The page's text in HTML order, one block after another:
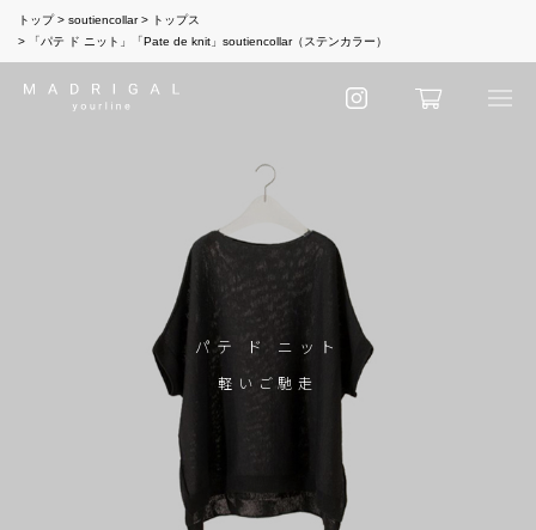
トップ soutiencollar
トップス
「パテ ド ニット」「Pate de knit」soutiencollar（ステンカラー）
パテ ド ニット
軽いご馳走